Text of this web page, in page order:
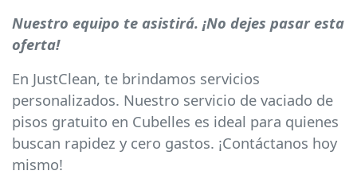
Nuestro equipo te asistirá. ¡No dejes pasar esta
oferta!
En JustClean, te brindamos servicios
personalizados. Nuestro servicio de vaciado de
pisos gratuito en Cubelles es ideal para quienes
buscan rapidez y cero gastos. ¡Contáctanos hoy
mismo!